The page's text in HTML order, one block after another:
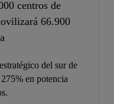
centros de
66.900
del sur de
en potencia